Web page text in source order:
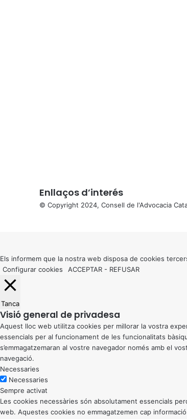
Enllaços d’interés
© Copyright 2024, Consell de l'Advocacia
button
Els informem que la nostra web disposa de cookies
Configurar cookies
ACCEPTAR - REFUSAR
Tanca
Visió general de privadesa
Aquest lloc web utilitza cookies per millorar la vostra
essencials per al funcionament de les funcionalitats
s’emmagatzemaran al vostre navegador només amb el
navegació.
Necessaries
Necessaries
Sempre activat
Les cookies necessàries són absolutament essencials
web. Aquestes cookies no emmagatzemen cap